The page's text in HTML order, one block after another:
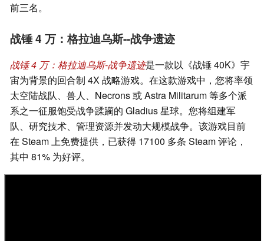
前三名。
战锤 4 万：格拉迪乌斯--战争遗迹
战锤 4 万：格拉迪乌斯-战争遗迹是一款以《战锤 40K》宇
宙为背景的回合制 4X 战略游戏。在这款游戏中，您将率领
太空陆战队、兽人、Necrons 或 Astra Militarum 等多个派
系之一征服饱受战争蹂躏的 Gladius 星球。您将组建军
队、研究技术、管理资源并发动大规模战争。该游戏目前
在 Steam 上免费提供，已获得 17100 多条 Steam 评论，
其中 81% 为好评。